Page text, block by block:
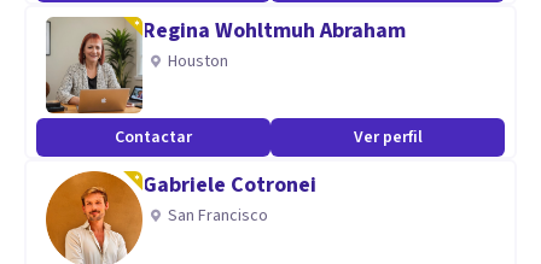
Regina Wohltmuh Abraham
Houston
Contactar Ver perfil
Gabriele Cotronei
San Francisco